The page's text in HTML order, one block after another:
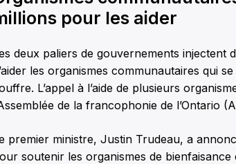
pour les aider
deux paliers de gouvernements injectent
les organismes communautaires qui
L’appel à l’aide de plusieurs
de la francophonie de l’Ontario
premier ministre, Justin Trudeau, a
soutenir les organismes de